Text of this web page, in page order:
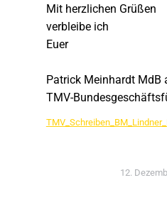
Mit herzlichen Grüßen
verbleibe ich
Euer
Patrick Meinhardt MdB
TMV-
12.